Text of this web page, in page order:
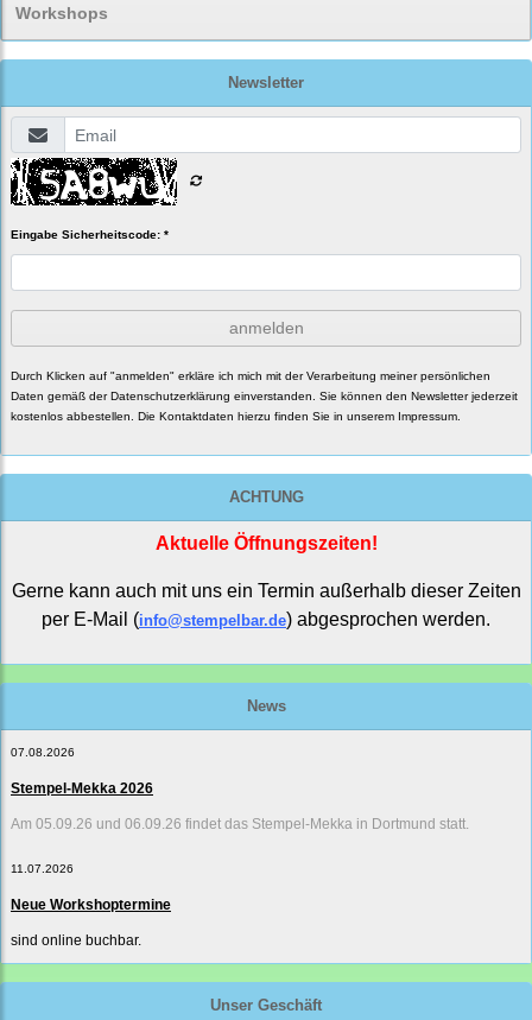
Workshops
Newsletter
Eingabe Sicherheitscode: *
anmelden
Durch Klicken auf "anmelden" erkläre ich mich mit der Verarbeitung meiner persönlichen
Daten gemäß der Datenschutzerklärung einverstanden. Sie können den Newsletter jederzeit
kostenlos abbestellen. Die Kontaktdaten hierzu finden Sie in unserem Impressum.
ACHTUNG
Aktuelle Öffnungszeiten!
Gerne kann auch mit uns ein Termin außerhalb dieser Zeiten
per E-Mail (info@stempelbar.de) abgesprochen werden.
News
07.08.2026
Stempel-Mekka 2026
Am 05.09.26 und 06.09.26 findet das Stempel-Mekka in Dortmund statt.
11.07.2026
Neue Workshoptermine
sind online buchbar.
Unser Geschäft